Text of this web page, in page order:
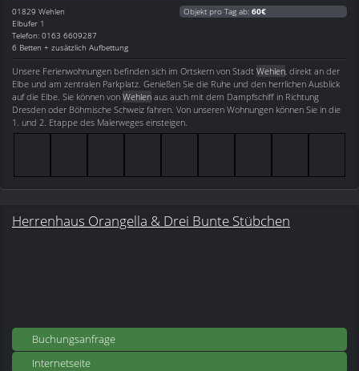
01829 Wehlen
Elbufer 1
Telefon: 0163 6609287
6 Betten + zusätzlich Aufbettung
Objekt pro Tag ab: 60€
Unsere Ferienwohnungen befinden sich im Ortskern von Stadt Wehlen , direkt an der
Elbe und am zentralen Parkplatz. Genießen Sie die Ruhe und den herrlichen Ausblick
auf die Elbe. Sie können von Wehlen aus auch mit dem Dampfschiff in Richtung
Dresden oder Böhmische Schweiz fahren. Von unseren Wohnungen können Sie in die
1. und 2. Etappe des Malerweges einsteigen.
Herrenhaus Orangella & Drei Bunte Stübchen
Buchungsanfrage
Internetseite